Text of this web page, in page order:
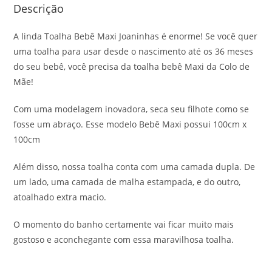
Descrição
A linda Toalha Bebê Maxi Joaninhas é enorme! Se você quer
uma toalha para usar desde o nascimento até os 36 meses
do seu bebê, você precisa da toalha bebê Maxi da Colo de
Mãe!
Com uma modelagem inovadora, seca seu filhote como se
fosse um abraço. Esse modelo Bebê Maxi possui 100cm x
100cm
Além disso, nossa toalha conta com uma camada dupla. De
um lado, uma camada de malha estampada, e do outro,
atoalhado extra macio.
O momento do banho certamente vai ficar muito mais
gostoso e aconchegante com essa maravilhosa toalha.